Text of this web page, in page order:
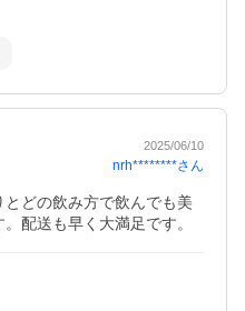
2025/06/10
nrh********さん
どの飲み方で飲んでも美
配送も早く大満足です。